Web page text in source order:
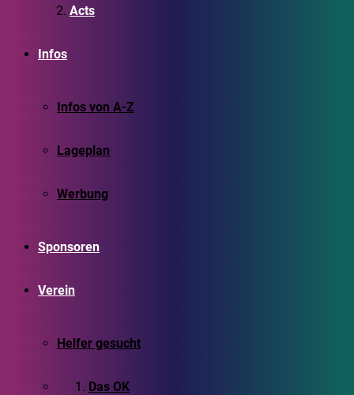
Acts
Infos
Infos von A-Z
Lageplan
Werbung
Sponsoren
Verein
Helfer gesucht
Das OK